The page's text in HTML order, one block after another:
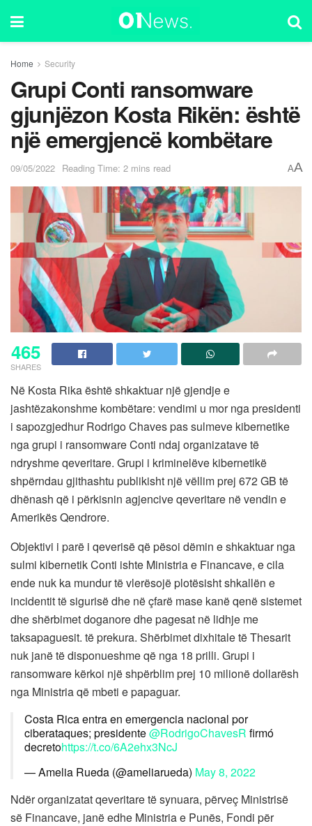
Home Security
Grupi Conti ransomware
gjunjëzon Kosta Rikën: është
një emergjencë kombëtare
09/05/2022 Reading Time: 2 mins read AA
465
SHARES
Në Kosta Rika është shkaktuar një gjendje e
jashtëzakonshme kombëtare: vendimi u mor nga presidenti
i sapozgjedhur Rodrigo Chaves pas sulmeve kibernetike
nga grupi i ransomware Conti ndaj organizatave të
ndryshme qeveritare. Grupi i kriminelëve kibernetikë
shpërndau gjithashtu publikisht një vëllim prej 672 GB të
dhënash që i përkisnin agjencive qeveritare në vendin e
Amerikës Qendrore.
Objektivi i parë i qeverisë që pësoi dëmin e shkaktuar nga
sulmi kibernetik Conti ishte Ministria e Financave, e cila
ende nuk ka mundur të vlerësojë plotësisht shkallën e
incidentit të sigurisë dhe në çfarë mase kanë qenë sistemet
dhe shërbimet doganore dhe pagesat në lidhje me
taksapaguesit. të prekura. Shërbimet dixhitale të Thesarit
nuk janë të disponueshme që nga 18 prilli. Grupi i
ransomware kërkoi një shpërblim prej 10 milionë dollarësh
nga Ministria që mbeti e papaguar.
Costa Rica entra en emergencia nacional por
ciberataques; presidente@RodrigoChavesR firmó
decretohttps://t.co/6A2ehx3NcJ
— Amelia Rueda (@ameliarueda) May 8, 2022
Ndër organizatat qeveritare të synuara, përveç Ministrisë
së Financave, janë edhe Ministria e Punës, Fondi për